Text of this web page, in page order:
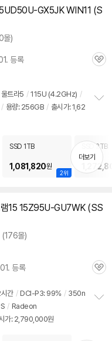
GX5JK WIN11 (S
몰)
등록
관
트라5 / 115U (4.2GHz) /
/ 용량: 256GB / 출시가: 1,62
치
기
2위
SSD 1TB
1,081,820원
SSD 2TB
더보기
15 15Z95U-GU7WK (SS
(176몰)
등록
관
간 / DCI-P3: 99% / 350n
/ Radeon
가: 2,790,000원